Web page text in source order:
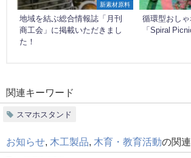
新素材原料
地域を結ぶ総合情報誌「月刊
商工会」に掲載いただきまし
た！
循環型おし
「Spiral
関連キーワード
スマホスタンド
お知らせ, 木工製品, 木育・教育活動の関